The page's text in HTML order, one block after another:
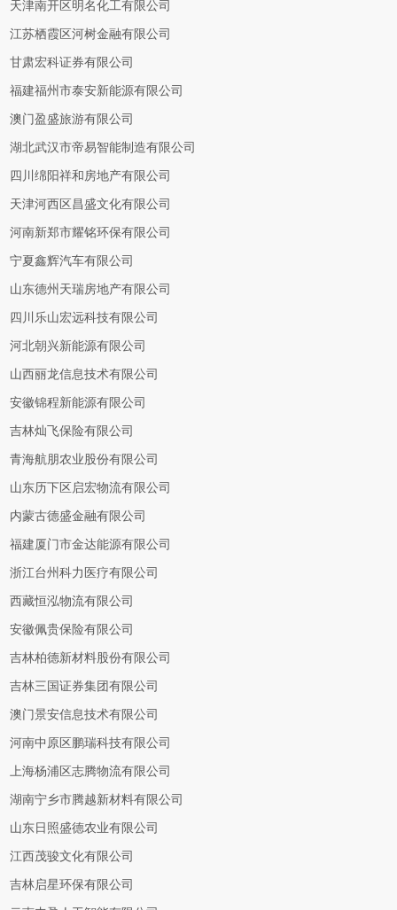
天津南开区明名化工有限公司
江苏栖霞区河树金融有限公司
甘肃宏科证券有限公司
福建福州市泰安新能源有限公司
澳门盈盛旅游有限公司
湖北武汉市帝易智能制造有限公司
四川绵阳祥和房地产有限公司
天津河西区昌盛文化有限公司
河南新郑市耀铭环保有限公司
宁夏鑫辉汽车有限公司
山东德州天瑞房地产有限公司
四川乐山宏远科技有限公司
河北朝兴新能源有限公司
山西丽龙信息技术有限公司
安徽锦程新能源有限公司
吉林灿飞保险有限公司
青海航朋农业股份有限公司
山东历下区启宏物流有限公司
内蒙古德盛金融有限公司
福建厦门市金达能源有限公司
浙江台州科力医疗有限公司
西藏恒泓物流有限公司
安徽佩贵保险有限公司
吉林柏德新材料股份有限公司
吉林三国证券集团有限公司
澳门景安信息技术有限公司
河南中原区鹏瑞科技有限公司
上海杨浦区志腾物流有限公司
湖南宁乡市腾越新材料有限公司
山东日照盛德农业有限公司
江西茂骏文化有限公司
吉林启星环保有限公司